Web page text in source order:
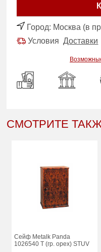
Город: Москва (в
УсловияДоставки
СМОТРИТЕ
Сейф Metalk Panda
1026540 T (гр. орех) STUV